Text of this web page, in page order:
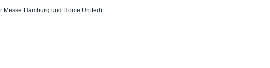
Messe Hamburg und Home United).